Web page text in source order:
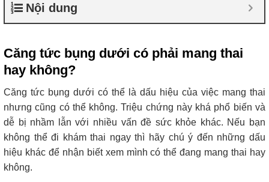
Nội dung
Căng tức bụng dưới có phải mang thai
hay không?
Căng tức bụng dưới có thể là dấu hiệu của việc mang thai
nhưng cũng có thể không. Triệu chứng này khá phổ biến và
dễ bị nhầm lẫn với nhiều vấn đề sức khỏe khác. Nếu bạn
không thể đi khám thai ngay thì hãy chú ý đến những dấu
hiệu khác để nhận biết xem mình có thể đang mang thai hay
không.